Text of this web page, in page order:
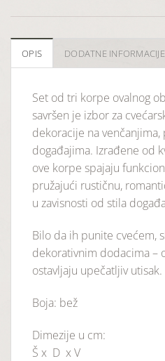
OPIS DODATNE INFORMACIJE
Set od tri korpe ovalnog
savršen je izbor za
dekoracije na venčanjima,
događajima. Izrađene od
ove korpe spajaju
pružajući rustičnu,
u zavisnosti od stila
Bilo da ih punite cvećem,
dekorativnim dodacima –
ostavljaju upečatljiv utisak.
Boja: bež
Dimezije u cm:
Š x D x V